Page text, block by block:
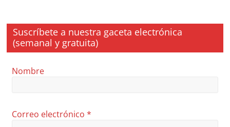
Suscríbete a nuestra gaceta electrónica
(semanal y gratuita)
Nombre
Correo electrónico*